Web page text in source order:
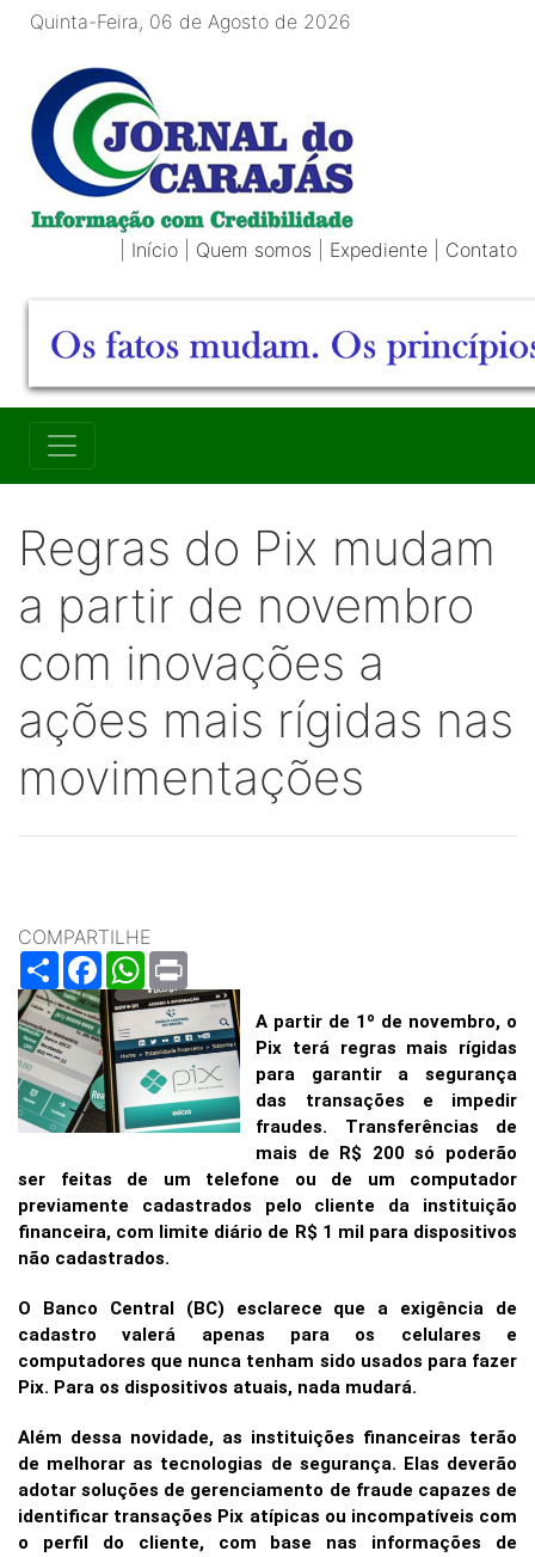
Quinta-Feira, 06 de Agosto de 2026
Início Quem somos Expediente Contato
Regras do Pix mudam
a partir de novembro
com inovações a
ações mais rígidas nas
movimentações
COMPARTILHE
ShareFacebookWhatsApp
A partir de 1º de novembro, o
Pix terá regras mais rígidas
para garantir a segurança
das transações e impedir
fraudes. Transferências de
mais de R$ 200 só poderão
ser feitas de um telefone ou de um computador
previamente cadastrados pelo cliente da instituição
financeira, com limite diário de R$ 1 mil para dispositivos
não cadastrados.
O Banco Central (BC) esclarece que a exigência de
cadastro valerá apenas para os celulares e
computadores que nunca tenham sido usados para fazer
Pix. Para os dispositivos atuais, nada mudará.
Além dessa novidade, as instituições financeiras terão
de melhorar as tecnologias de segurança. Elas deverão
adotar soluções de gerenciamento de fraude capazes de
identificar transações Pix atípicas ou incompatíveis com
o perfil do cliente, com base nas informações de